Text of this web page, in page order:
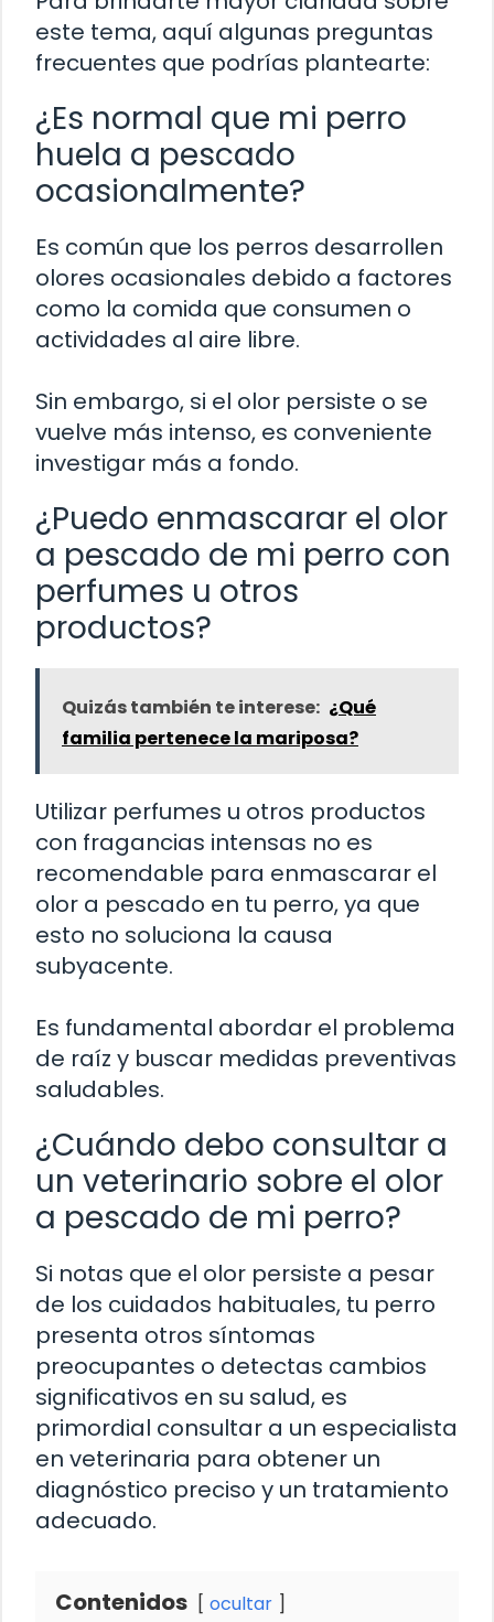
este tema, aquí algunas preguntas
frecuentes que podrías plantearte:
¿Es normal que mi perro
huela a pescado
ocasionalmente?
Es común que los perros desarrollen
olores ocasionales debido a factores
como la comida que consumen o
actividades al aire libre.
Sin embargo, si el olor persiste o se
vuelve más intenso, es conveniente
investigar más a fondo.
¿Puedo enmascarar el olor
a pescado de mi perro con
perfumes u otros
productos?
Quizás también te interese: ¿Qué
familia pertenece la mariposa?
Utilizar perfumes u otros productos
con fragancias intensas no es
recomendable para enmascarar el
olor a pescado en tu perro, ya que
esto no soluciona la causa
subyacente.
Es fundamental abordar el problema
de raíz y buscar medidas preventivas
saludables.
¿Cuándo debo consultar a
un veterinario sobre el olor
a pescado de mi perro?
Si notas que el olor persiste a pesar
de los cuidados habituales, tu perro
presenta otros síntomas
preocupantes o detectas cambios
significativos en su salud, es
primordial consultar a un especialista
en veterinaria para obtener un
diagnóstico preciso y un tratamiento
adecuado.
Contenidos ocultar